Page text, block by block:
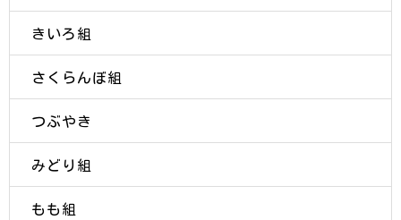
きいろ組
さくらんぼ組
つぶやき
みどり組
もも組